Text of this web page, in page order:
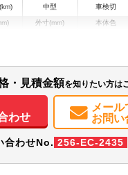
中型 車検切
外寸(mm) 本体色
装備情報
ーウィンドウ PMマフ
・見積金額を知りたい方は
わせ
メール
お問い
合わせNo. 256-EC-2435